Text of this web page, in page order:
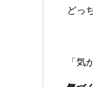
どっ
「気